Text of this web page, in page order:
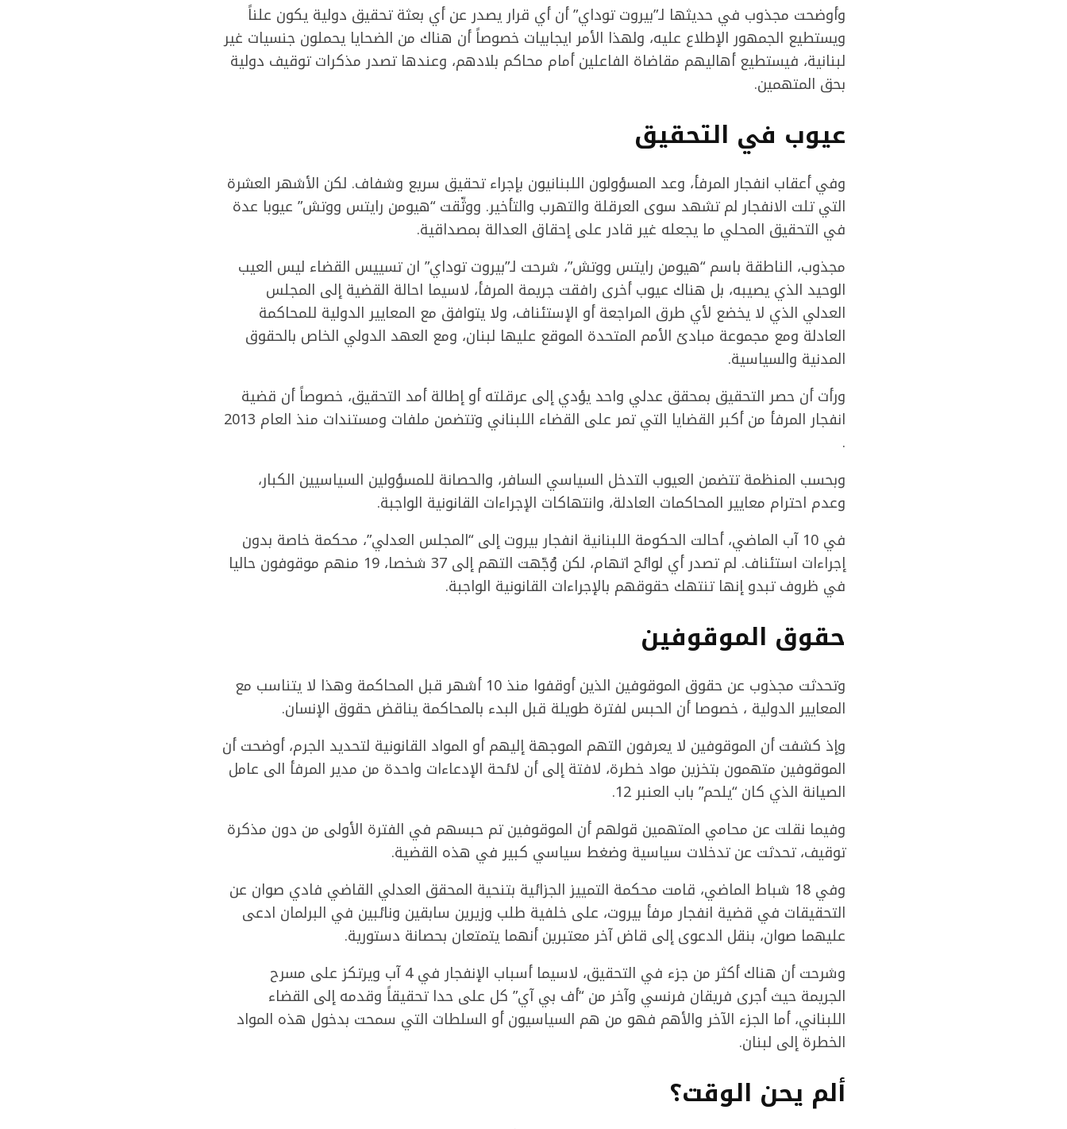
وأوضحت مجذوب في حديثها لـ”بيروت توداي” أن أي قرار يصدر عن أي بعثة تحقيق دولية يكون علناً
ويستطيع الجمهور الإطلاع عليه، ولهذا الأمر ايجابيات خصوصاً أن هناك من الضحايا يحملون جنسيات غير
لبنانية، فيستطيع أهاليهم مقاضاة الفاعلين أمام محاكم بلادهم، وعندها تصدر مذكرات توقيف دولية
بحق المتهمين.
عيوب في التحقيق
وفي أعقاب انفجار المرفأ، وعد المسؤولون اللبنانيون بإجراء تحقيق سريع وشفاف. لكن الأشهر العشرة
التي تلت الانفجار لم تشهد سوى العرقلة والتهرب والتأخير. ووثّقت “هيومن رايتس ووتش” عيوبا عدة
في التحقيق المحلي ما يجعله غير قادر على إحقاق العدالة بمصداقية.
مجذوب، الناطقة باسم “هيومن رايتس ووتش”، شرحت لـ”بيروت توداي” ان تسييس القضاء ليس العيب
الوحيد الذي يصيبه، بل هناك عيوب أخرى رافقت جريمة المرفأ، لاسيما احالة القضية إلى المجلس
العدلي الذي لا يخضع لأي طرق المراجعة أو الإستئناف، ولا يتوافق مع المعايير الدولية للمحاكمة
العادلة ومع مجموعة مبادئ الأمم المتحدة الموقع عليها لبنان، ومع العهد الدولي الخاص بالحقوق
المدنية والسياسية.
ورأت أن حصر التحقيق بمحقق عدلي واحد يؤدي إلى عرقلته أو إطالة أمد التحقيق، خصوصاً أن قضية
انفجار المرفأ من أكبر القضايا التي تمر على القضاء اللبناني وتتضمن ملفات ومستندات منذ العام 2013
.
وبحسب المنظمة تتضمن العيوب التدخل السياسي السافر، والحصانة للمسؤولين السياسيين الكبار،
وعدم احترام معايير المحاكمات العادلة، وانتهاكات الإجراءات القانونية الواجبة.
في 10 آب الماضي، أحالت الحكومة اللبنانية انفجار بيروت إلى “المجلس العدلي”، محكمة خاصة بدون
إجراءات استئناف. لم تصدر أي لوائح اتهام، لكن وُجّهت التهم إلى 37 شخصا، 19 منهم موقوفون حاليا
في ظروف تبدو إنها تنتهك حقوقهم بالإجراءات القانونية الواجبة.
حقوق الموقوفين
وتحدثت مجذوب عن حقوق الموقوفين الذين أوقفوا منذ 10 أشهر قبل المحاكمة وهذا لا يتناسب مع
المعايير الدولية ، خصوصا أن الحبس لفترة طويلة قبل البدء بالمحاكمة يناقض حقوق الإنسان.
وإذ كشفت أن الموقوفين لا يعرفون التهم الموجهة إليهم أو المواد القانونية لتحديد الجرم، أوضحت أن
الموقوفين متهمون بتخزين مواد خطرة، لافتة إلى أن لائحة الإدعاءات واحدة من مدير المرفأ الى عامل
الصيانة الذي كان “يلحم” باب العنبر 12.
وفيما نقلت عن محامي المتهمين قولهم أن الموقوفين تم حبسهم في الفترة الأولى من دون مذكرة
توقيف، تحدثت عن تدخلات سياسية وضغط سياسي كبير في هذه القضية.
وفي 18 شباط الماضي، قامت محكمة التمييز الجزائية بتنحية المحقق العدلي القاضي فادي صوان عن
التحقيقات في قضية انفجار مرفأ بيروت، على خلفية طلب وزيرين سابقين ونائبين في البرلمان ادعى
عليهما صوان، بنقل الدعوى إلى قاض آخر معتبرين أنهما يتمتعان بحصانة دستورية.
وشرحت أن هناك أكثر من جزء في التحقيق، لاسيما أسباب الإنفجار في 4 آب ويرتكز على مسرح
الجريمة حيث أجرى فريقان فرنسي وآخر من “أف بي آي” كل على حدا تحقيقاً وقدمه إلى القضاء
اللبناني، أما الجزء الآخر والأهم فهو من هم السياسيون أو السلطات التي سمحت بدخول هذه المواد
الخطرة إلى لبنان.
ألم يحن الوقت؟